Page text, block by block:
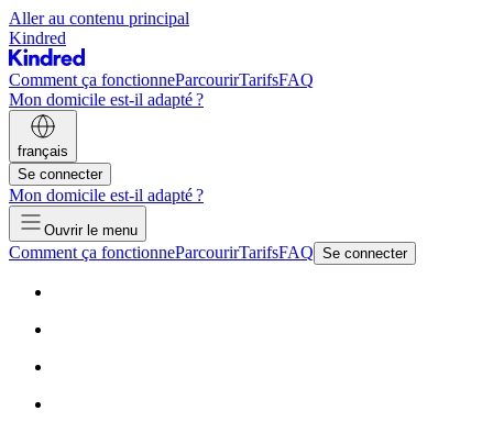
Aller au contenu principal
Kindred
Comment ça fonctionneParcourirTarifsFAQ
Mon domicile est-il adapté ?
français
Se connecter
Mon domicile est-il adapté ?
Ouvrir le menu
Comment ça fonctionneParcourirTarifsFAQ Se connecter